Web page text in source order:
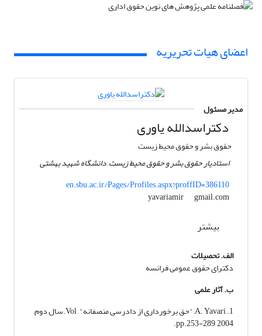
اعضای هیات تحریریه
مدیر مسئول
دکتراسدالله یاوری
حقوق بشر و حقوق محیط زیست
استادیار حقوق بشر و حقوق محیط زیست , دانشگاه شهید بهشتی
en.sbu.ac.ir/Pages/Profiles.aspx?proffID=386110
yavariamir
gmail.com
بیشتر
الف. تحصیلات
دکترای حقوق عمومی فرانسه
ب. آثار علمی
1.
A. Yavari, "حق برخورداری از دادرسی منصفانه" , Vol.سال دوم,
pp.253-289, 2004.